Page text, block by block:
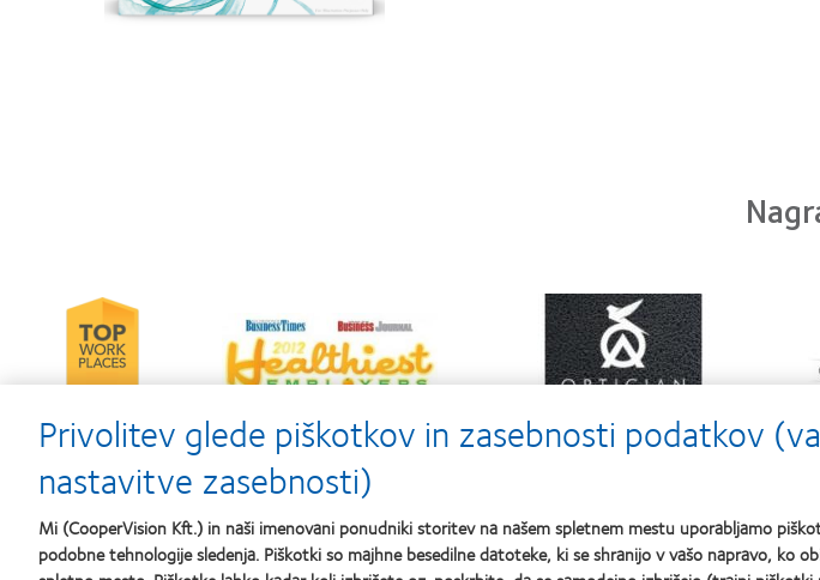
Learn
more
about
2012-
2010
Workplaces
in
the
Bay
Area
Learn
more
about
2012
2011
Healthiest
Employers
in
the
Bay
Area
Learn
more
about
Contact
Lens
of
the
Privolitev glede piškotkov in zasebnosti podatkov
nastavitve zasebnosti)
Mi (CooperVision Kft.) in naši imenovani ponudniki storitev na našem spletnem mestu uporabljamo
podobne tehnologije sledenja. Piškotki so majhne besedilne datoteke, ki se shranijo v vašo napravo, ko